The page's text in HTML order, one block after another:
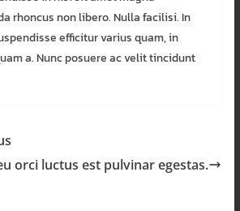
rhoncus non libero. Nulla facilisi. In
efficitur varius quam, in
a. Nunc posuere ac velit tincidunt
orci luctus est pulvinar egestas.